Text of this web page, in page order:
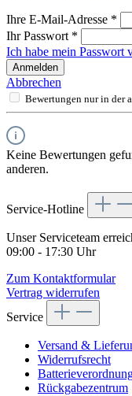
Ihre E-Mail-Adresse *
Ihr Passwort *
Ich habe mein Passwort
Anmelden
Abbrechen
Bewertungen nur in der
Keine Bewertungen
anderen.
Service-Hotline
Unser Serviceteam
09:00 - 17:30 Uhr
Zum Kontaktformular
Vertrag widerrufen
Service
Versand &
Widerrufsrecht
Rückgabezentrum